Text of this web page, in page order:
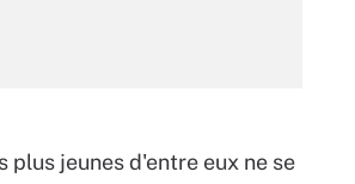
jeunes d'entre eux ne se